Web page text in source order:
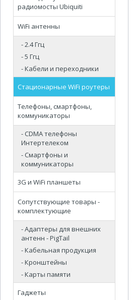
радиомосты Ubiquiti
WiFi антенны
- 2.4 Ггц
- 5 Ггц
- Кабели и переходники
Стационарные WiFi роутеры
Телефоны, смартфоны,
коммуникаторы
- CDMA телефоны
Интертелеком
- Смартфоны и
коммуникаторы
3G и WiFi планшеты
Сопутствующие товары -
комплектующие
- Адаптеры для внешних
антенн - PigTail
- Кабельная продукция
- Кронштейны
- Карты памяти
Гаджеты